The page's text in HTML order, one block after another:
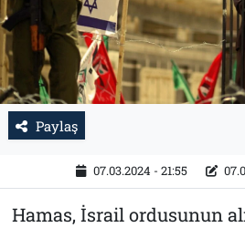
Paylaş
07.03.2024 - 21:55
Hamas, İsrail ordusunun